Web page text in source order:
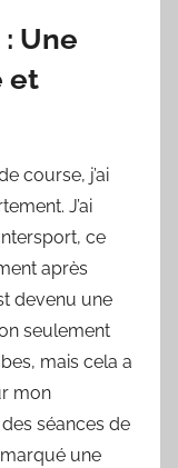
Une
et
course, j’ai
J’ai
ce
après
devenu une
seulement
mais cela a
mon
séances de
une